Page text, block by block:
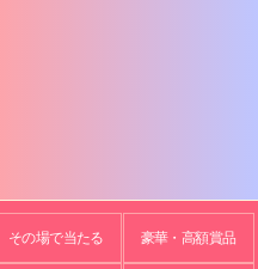
その場で当たる 豪華・高額賞品